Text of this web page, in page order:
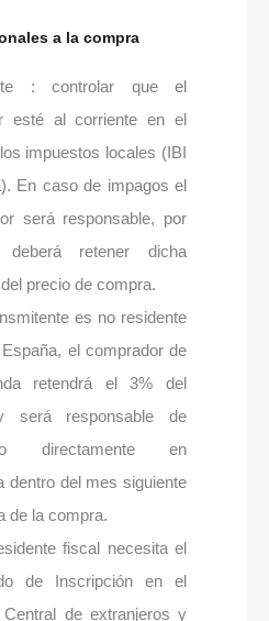
a la compra
: controlar que el
esté al corriente en el
impuestos locales (IBI
En caso de impagos el
será responsable, por
retener dicha
precio de compra.
es no residente
el comprador de
retendrá el 3% del
será responsable de
directamente en
dentro del mes siguiente
de la compra.
fiscal necesita el
de Inscripción en el
Central de extranjeros y